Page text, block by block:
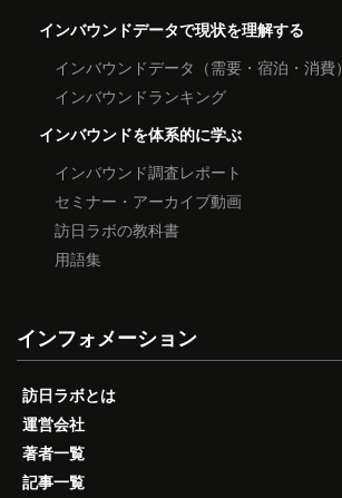
インバウンドデータで現状を理解する
インバウンドデータ（需要・宿泊・消費）
インバウンドランキング
インバウンドを体系的に学ぶ
インバウンド調査レポート
セミナー・アーカイブ動画
訪日ラボの教科書
用語集
インフォメーション
訪日ラボとは
運営会社
著者一覧
記事一覧